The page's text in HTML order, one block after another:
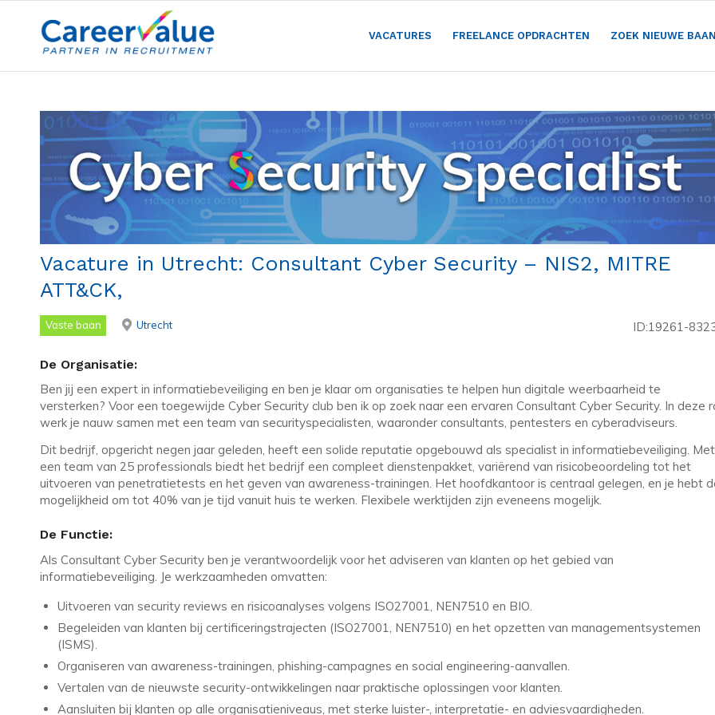
VACATURES FREELANCE OPDRACHTEN ZOEK NIEUWE BAAN
Vacature in Utrecht: Consultant Cyber Security – NIS2, MITRE
ATT&CK,
Vaste baan Utrecht ID:19261-
De Organisatie:
Ben jij een expert in informatiebeveiliging en ben je klaar om organisaties te helpen hun digitale weerbaarheid te
versterken? Voor een toegewijde Cyber Security club ben ik op zoek naar een ervaren Consultant Cyber Security. In deze
werk je nauw samen met een team van securityspecialisten, waaronder consultants, pentesters en cyberadviseurs.
Dit bedrijf, opgericht negen jaar geleden, heeft een solide reputatie opgebouwd als specialist in informatiebeveiliging. Met
een team van 25 professionals biedt het bedrijf een compleet dienstenpakket, variërend van risicobeoordeling tot het
uitvoeren van penetratietests en het geven van awareness-trainingen. Het hoofdkantoor is centraal gelegen, en je hebt
mogelijkheid om tot 40% van je tijd vanuit huis te werken. Flexibele werktijden zijn eveneens mogelijk.
De Functie:
Als Consultant Cyber Security ben je verantwoordelijk voor het adviseren van klanten op het gebied van
informatiebeveiliging. Je werkzaamheden omvatten:
Uitvoeren van security reviews en risicoanalyses volgens ISO27001, NEN7510 en BIO.
Begeleiden van klanten bij certificeringstrajecten (ISO27001, NEN7510) en het opzetten van managementsystemen
(ISMS).
Organiseren van awareness-trainingen, phishing-campagnes en social engineering-aanvallen.
Vertalen van de nieuwste security-ontwikkelingen naar praktische oplossingen voor klanten.
Aansluiten bij klanten op alle organisatieniveaus, met sterke luister-, interpretatie- en adviesvaardigheden.